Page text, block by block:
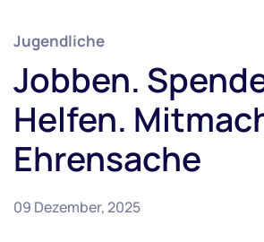
Jugendliche
Jobben.
Helfen.
Ehrensache
09 Dezember, 2025